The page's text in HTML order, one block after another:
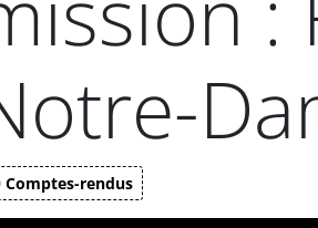
Comptes-rendus